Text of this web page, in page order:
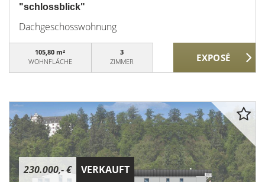
"schlossblick"
Dachgeschosswohnung
105,80 m²
WOHNFLÄCHE
3
ZIMMER
230.000,- € VERKAUFT